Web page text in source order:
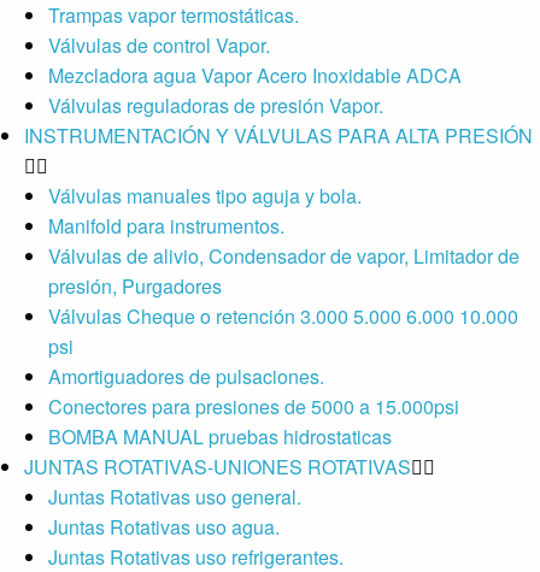
Trampas vapor termostáticas.
Válvulas de control Vapor.
Mezcladora agua Vapor Acero Inoxidable ADCA
Válvulas reguladoras de presión Vapor.
INSTRUMENTACIÓN Y VÁLVULAS PARA ALTA PRESIÓN
Válvulas manuales tipo aguja y bola.
Manifold para instrumentos.
Válvulas de alivio, Condensador de vapor, Limitador de
presión, Purgadores
Válvulas Cheque o retención 3.000 5.000 6.000 10.000
psi
Amortiguadores de pulsaciones.
Conectores para presiones de 5000 a 15.000psi
BOMBA MANUAL pruebas hidrostaticas
JUNTAS ROTATIVAS-UNIONES ROTATIVAS
Juntas Rotativas uso general.
Juntas Rotativas uso agua.
Juntas Rotativas uso refrigerantes.